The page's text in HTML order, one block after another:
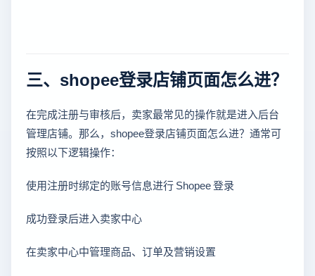
三、shopee登录店铺页面怎么进？
在完成注册与审核后，卖家最常见的操作就是进入后台
管理店铺。那么，shopee登录店铺页面怎么进？通常可
按照以下逻辑操作：
使用注册时绑定的账号信息进行 Shopee 登录
成功登录后进入卖家中心
在卖家中心中管理商品、订单及营销设置